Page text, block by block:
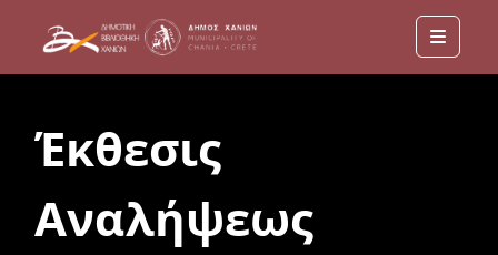
Menu
Έκθεσις
Αναλήψεως